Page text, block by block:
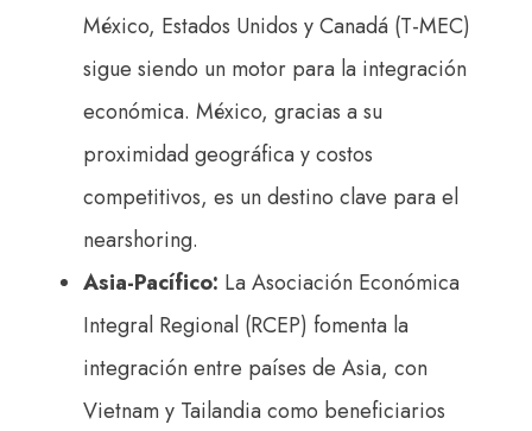
México, Estados Unidos y Canadá (T-MEC)
sigue siendo un motor para la integración
económica. México, gracias a su
proximidad geográfica y costos
competitivos, es un destino clave para el
nearshoring.
Asia-Pacífico: La Asociación Económica
Integral Regional (RCEP) fomenta la
integración entre países de Asia, con
Vietnam y Tailandia como beneficiarios